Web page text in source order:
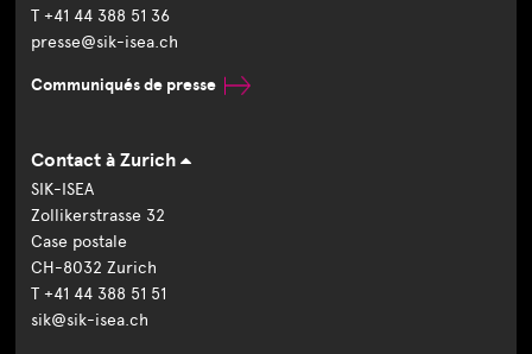
T +41 44 388 51 36
presse@sik-isea.ch
Communiqués de presse
Contact à Zurich
SIK-ISEA
Zollikerstrasse 32
Case postale
CH-8032 Zurich
T +41 44 388 51 51
sik@sik-isea.ch